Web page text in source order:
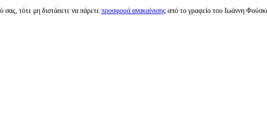
σας, τότε μη διστάσετε να πάρετε προσφορά ανακαίνισης από το γραφείο του Ιωάννη